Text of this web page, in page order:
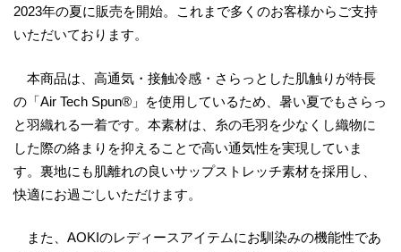
2023年の夏に販売を開始。これまで多くのお客様からご支持
いただいております。
本商品は、高通気・接触冷感・さらっとした肌触りが特長
の「Air Tech Spun®」を使用しているため、暑い夏でもさらっ
と羽織れる一着です。本素材は、糸の毛羽を少なくし織物に
した際の絡まりを抑えることで高い通気性を実現していま
す。裏地にも肌離れの良いサップストレッチ素材を採用し、
快適にお過ごしいただけます。
また、AOKIのレディースアイテムにお馴染みの機能性であ